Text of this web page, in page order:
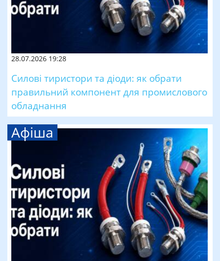
28.07.2026 19:28
Силові тиристори та діоди: як обрати
правильний компонент для промислового
обладнання
Афіша